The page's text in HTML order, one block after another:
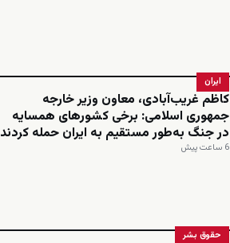
ایران
کاظم غریب‌آبادی، معاون وزیر خارجه
جمهوری اسلامی: برخی کشورهای همسایه
در جنگ به‌طور مستقیم به ایران حمله کردند
6 ساعت پیش
حقوق بشر